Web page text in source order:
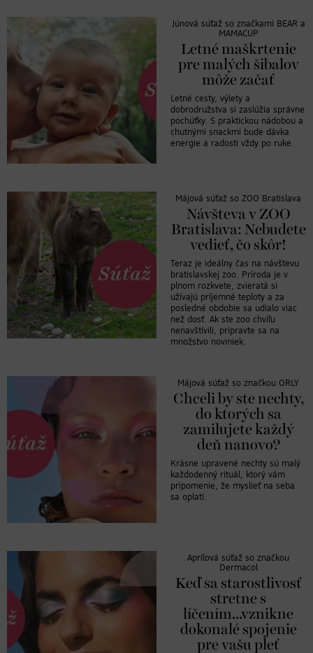
Júnová súťaž so značkami BEAR a
MAMACUP
Letné maškrtenie
pre malých šibalov
môže začať
Letné cesty, výlety a
dobrodružstva si zaslúžia správne
pochúťky. S praktickou nádobou a
chutnými snackmi bude dávka
energie a radosti vždy po ruke.
Májová súťaž so ZOO Bratislava
Návšteva v ZOO
Bratislava: Nebudete
vedieť, čo skôr!
Teraz je ideálny čas na návštevu
bratislavskej zoo. Príroda je v
plnom rozkvete, zvieratá si
užívajú príjemné teploty a za
posledné obdobie sa udialo viac
než dosť. Ak ste zoo chvíľu
nenavštívili, pripravte sa na
množstvo noviniek.
Májová súťaž so značkou ORLY
Chceli by ste nechty,
do ktorých sa
zamilujete každý
deň nanovo?
Krásne upravené nechty sú malý
každodenný rituál, ktorý vám
pripomenie, že myslieť na seba
sa oplatí.
Aprílová súťaž so značkou
Dermacol
Keď sa starostlivosť
stretne s
líčením...vznikne
dokonalé spojenie
pre vašu pleť